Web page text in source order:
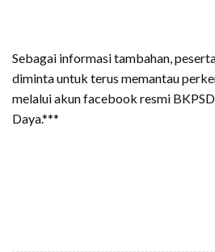
Sebagai informasi tambahan,
diminta untuk terus memantau
melalui akun facebook resmi
Daya.***